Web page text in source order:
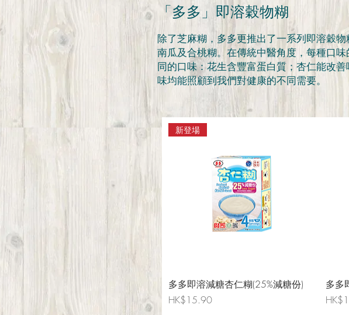
新登場
多多即溶減糖杏仁糊(25%減糖份)
Price
HK$15.90
多多
Price
「多多」即溶穀物糊
除了芝麻糊，多多更推出了一系列即溶穀
南瓜及合桃糊。在傳統中醫角度，每種口
同的口味：花生含豐富蛋白質；杏仁能改
味均能照顧到我們對健康的不同需要。